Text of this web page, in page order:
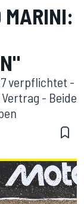
MARINI:
verpflichtet -
- Beide